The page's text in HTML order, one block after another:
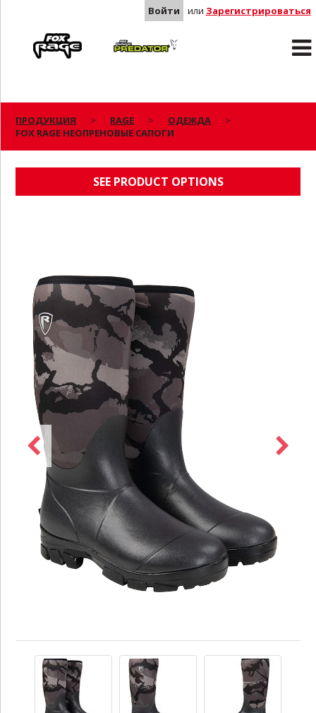
Войти или Зарегистрироваться
Predator
ПРОДУКЦИЯ RAGE
ОДЕЖДА
FOX RAGE НЕОПРЕНОВЫЕ CАПОГИ
SEE PRODUCT OPTIONS